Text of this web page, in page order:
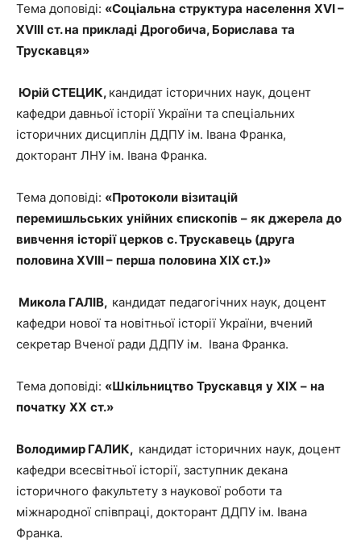
Тема доповіді: «Соціальна структура населення XVI–
XVIII ст.на прикладі Дрогобича, Борислава та
Трускавця»
Юрій СТЕЦИК, кандидат історичних наук, доцент
кафедри давньої історії України та спеціальних
історичних дисциплін ДДПУ ім. Івана Франка,
докторант ЛНУ ім. Івана Франка.
Тема доповіді: «Протоколи візитацій
перемишльських унійних єпископів – як джерела до
вивчення історії церков с.Трускавець (друга
половина XVIII– перша половина XIX ст.)»
Микола ГАЛІВ, кандидат педагогічних наук, доцент
кафедри нової та новітньої історії України, вчений
секретар Вченої ради ДДПУ ім. Івана Франка.
Тема доповіді: «Шкільництво Трускавця у ХІХ – на
початку ХХ ст.»
Володимир ГАЛИК, кандидат історичних наук, доцент
кафедри всесвітньої історії, заступник декана
історичного факультету з наукової роботи та
міжнародної співпраці, докторант ДДПУ ім. Івана
Франка.